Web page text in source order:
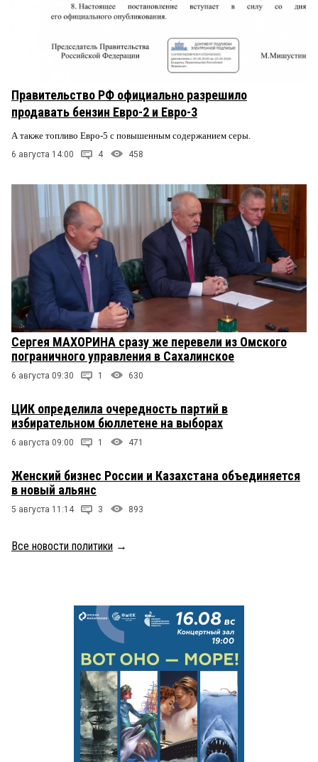
Правительство РФ официально разрешило
продавать бензин Евро-2 и Евро-3
А также топливо Евро-5 с повышенным содержанием серы.
6 августа 14:00 4 458
Сергея МАХОРИНА сразу же перевели из Омского
пограничного управления в Сахалинское
6 августа 09:30 1 630
ЦИК определила очередность партий в
избирательном бюллетене на выборах
6 августа 09:00 1 471
Женский бизнес России и Казахстана объединяется
в новый альянс
5 августа 11:14 3 893
Все новости политики →